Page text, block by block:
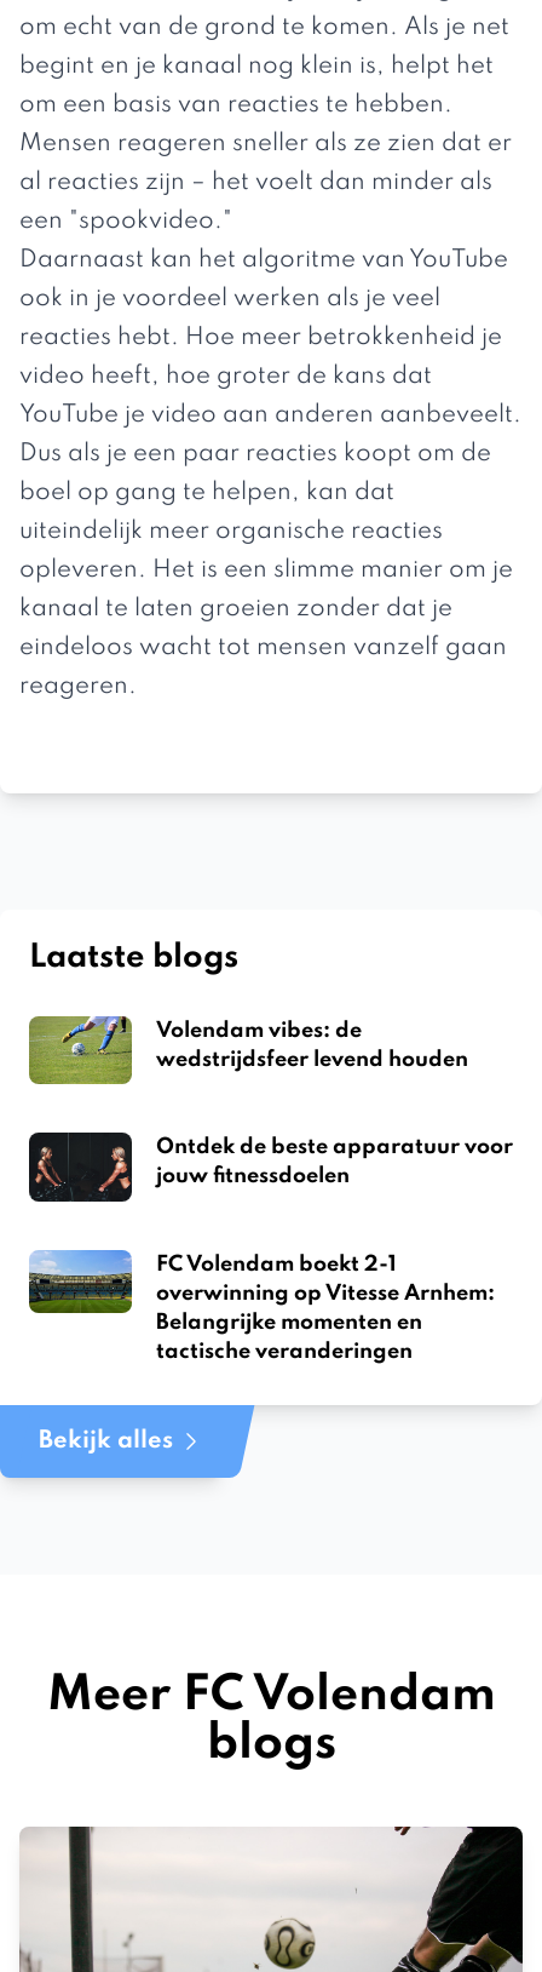
om echt van de grond te komen. Als je net
begint en je kanaal nog klein is, helpt het
om een basis van reacties te hebben.
Mensen reageren sneller als ze zien dat er
al reacties zijn – het voelt dan minder als
een "spookvideo."
Daarnaast kan het algoritme van YouTube
ook in je voordeel werken als je veel
reacties hebt. Hoe meer betrokkenheid je
video heeft, hoe groter de kans dat
YouTube je video aan anderen aanbeveelt.
Dus als je een paar reacties koopt om de
boel op gang te helpen, kan dat
uiteindelijk meer organische reacties
opleveren. Het is een slimme manier om je
kanaal te laten groeien zonder dat je
eindeloos wacht tot mensen vanzelf gaan
reageren.
Laatste blogs
Volendam vibes: de
wedstrijdsfeer levend houden
Ontdek de beste apparatuur voor
jouw fitnessdoelen
FC Volendam boekt 2-1
overwinning op Vitesse Arnhem:
Belangrijke momenten en
tactische veranderingen
Bekijk alles
Meer FC Volendam
blogs